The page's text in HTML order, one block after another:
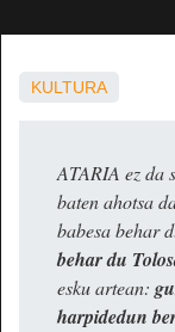
KULTURA
ATARIA ez da
baten ahotsa
babesa behar
behar du
esku artean:
harpidedun